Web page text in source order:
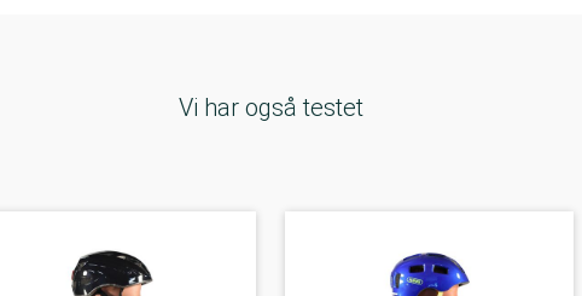
Vi har også testet